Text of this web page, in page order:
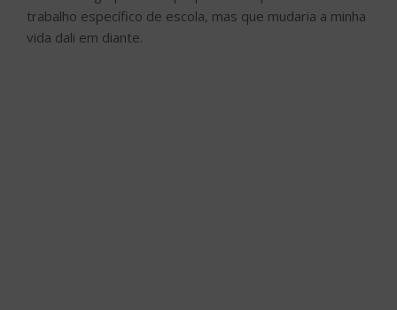
trabalho específico de escola, mas que mudaria a minha
vida dali em diante.